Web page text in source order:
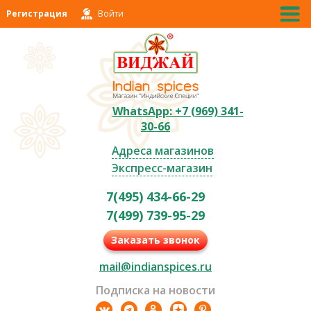
Регистрация Войти
WhatsApp: +7 (969) 341-
30-66
Адреса магазинов
Экспресс-магазин
7(495) 434-66-29
7(499) 739-95-29
Заказать звонок
mail@indianspices.ru
Подписка на новости